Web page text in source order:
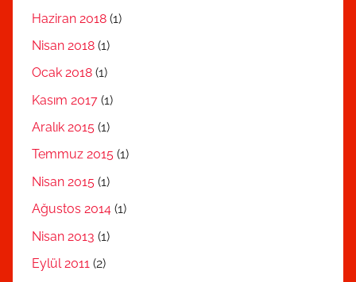
Haziran 2018 (1)
Nisan 2018 (1)
Ocak 2018 (1)
Kasım 2017 (1)
Aralık 2015 (1)
Temmuz 2015 (1)
Nisan 2015 (1)
Ağustos 2014 (1)
Nisan 2013 (1)
Eylül 2011 (2)